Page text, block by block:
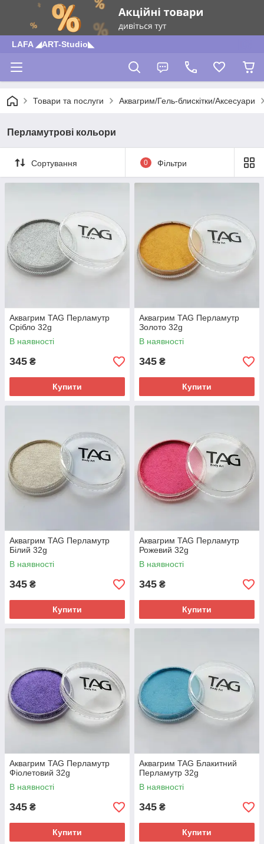
LAFA ◢ART-Studio◣
Товари та послуги Аквагрим/Гель-блискітки/Аксесуари
Перламутрові кольори
Сортування 0 Фільтри
Аквагрим TAG Перламутр
Срібло 32g
В наявності
345 ₴
Купити
Аквагрим TAG Перламутр
Золото 32g
В наявності
345 ₴
Купити
Аквагрим TAG Перламутр
Білий 32g
В наявності
345 ₴
Купити
Аквагрим TAG Перламутр
Рожевий 32g
В наявності
345 ₴
Купити
Аквагрим TAG Перламутр
Фіолетовий 32g
В наявності
345 ₴
Купити
Аквагрим TAG Блакитний
Перламутр 32g
В наявності
345 ₴
Купити